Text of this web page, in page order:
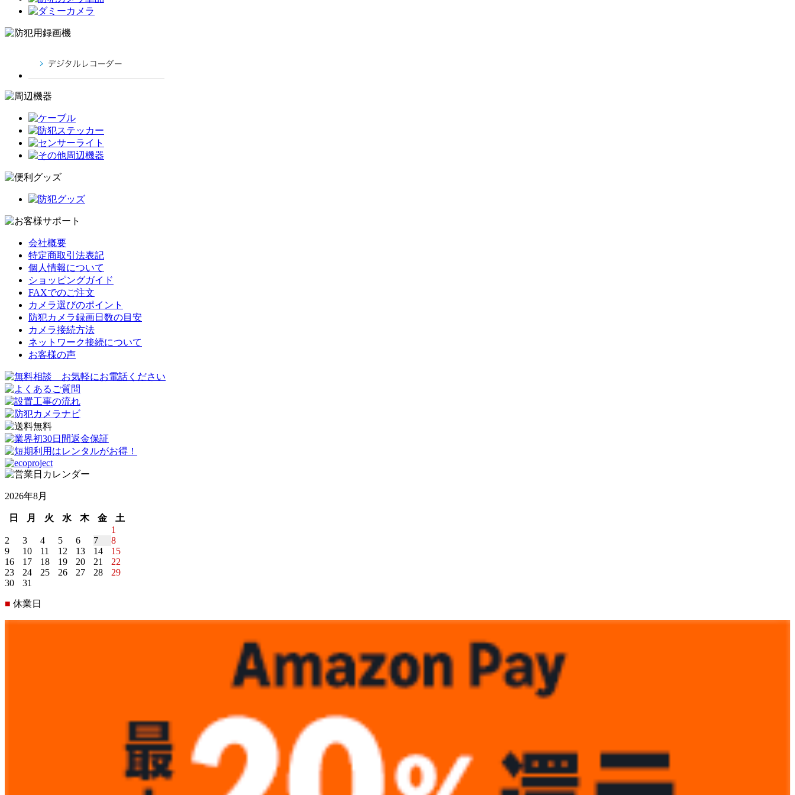
会社概要
特定商取引法表記
個人情報について
ショッピングガイド
FAXでのご注文
カメラ選びのポイント
防犯カメラ録画日数の目安
カメラ接続方法
ネットワーク接続について
お客様の声
2026年8月
日 月 火 水 木 金
土
1
2
3 4 5 6 7
8
9
10 11 12 13 14
15
16
17 18 19 20 21
22
23
24 25 26 27 28
29
30
31
■ 休業日